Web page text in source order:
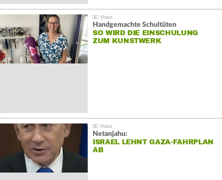
Handgemachte Schultüten
SO WIRD DIE EINSCHULUNG
ZUM KUNSTWERK
Netanjahu:
ISRAEL LEHNT GAZA-FAHRPLAN
AB